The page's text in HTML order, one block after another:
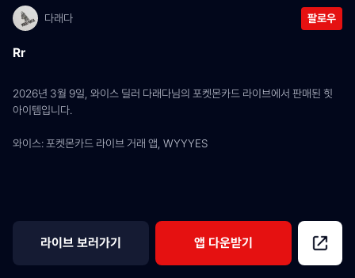
다래다 팔로우
Rr
2026년 3월 9일, 와이스 딜러 다래다님의 포켓몬카드 라이브에서 판매된 힛
아이템입니다.
와이스: 포켓몬카드 라이브 거래 앱, WYYYES
라이브 보러가기 앱 다운받기